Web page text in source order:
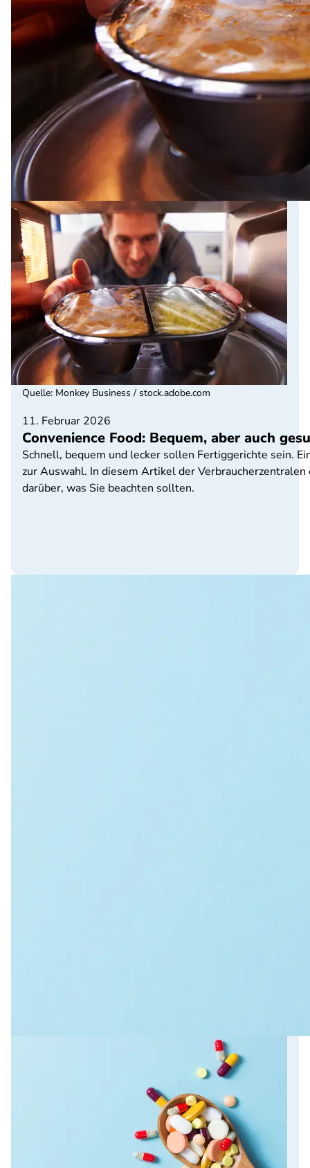
11. Februar 2026
Convenience Food: Bequem, aber auch
Schnell, bequem und lecker sollen Fertiggerichte sein.
zur Auswahl. In diesem Artikel der
darüber, was Sie beachten sollten.
Quelle: Monkey Business / stock.adobe.com